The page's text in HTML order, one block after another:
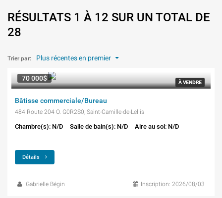
RÉSULTATS 1 À 12 SUR UN TOTAL DE
28
Trier par: Plus récentes en premier
À VENDRE
70 000$
Bâtisse commerciale/Bureau
484 Route 204 O. G0R2S0, Saint-Camille-de-Lellis
Chambre(s): N/D Salle de bain(s): N/D Aire au sol: N/D
Détails
Gabrielle Bégin Inscription: 2026/08/03